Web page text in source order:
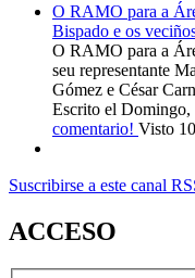
O RAMO para a
Bispado e os
O RAMO para a
seu representante
Gómez e César
Escrito el
comentario! Visto
Suscribirse a este canal
ACCESO